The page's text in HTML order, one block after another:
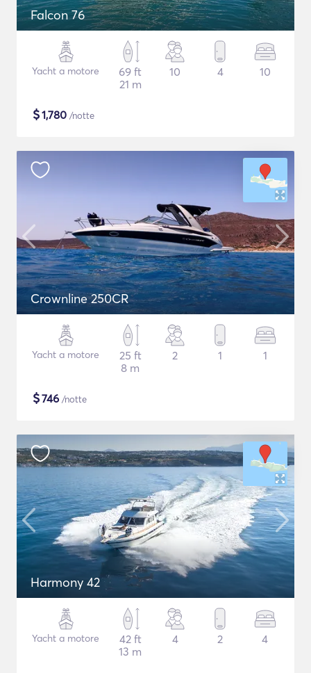
Falcon 76
Yacht a motore
69 ft
21 m
10 4 10
$1,780 /notte
Crownline 250CR
Yacht a motore
25 ft
8 m
2 1 1
$746 /notte
Harmony 42
Yacht a motore
42 ft
13 m
4 2 4